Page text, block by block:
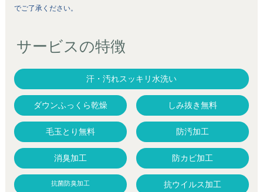
でご了承ください。
サービスの特徴
汗・汚れスッキリ水洗い
ダウンふっくら乾燥 しみ抜き無料
毛玉とり無料 防汚加工
消臭加工 防カビ加工
抗菌防臭加工 抗ウイルス加工